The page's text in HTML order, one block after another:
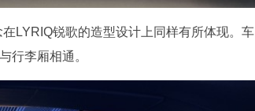
LYRIQ锐歌的造型设计上同样有所体现。车
行李厢相通。